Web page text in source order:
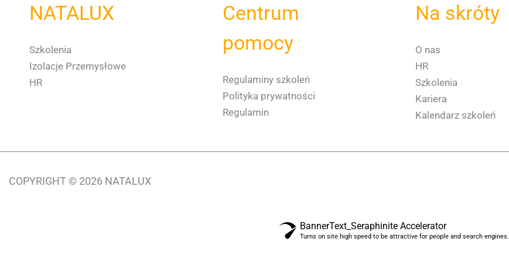
NATALUX
Szkolenia
Izolacje Przemysłowe
HR
Centrum
pomocy
Regulaminy szkoleń
Polityka prywatności
Regulamin
Na skróty
O nas
HR
Szkolenia
Kariera
Kalendarz szkoleń
COPYRIGHT © 2026 NATALUX
BannerText_Seraphinite Accelerator
Turns on site high speed to be attractive for people and search engines.